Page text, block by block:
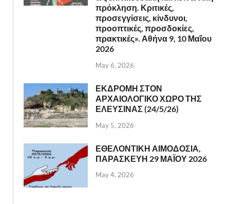
πρόκληση. Κριτικές,
προσεγγίσεις, κίνδυνοι,
προοπτικές, προσδοκίες,
πρακτικές». Αθήνα 9, 10 Μαΐου
2026
May 6, 2026
ΕΚΔΡΟΜΗ ΣΤΟΝ
ΑΡΧΑΙΟΛΟΓΙΚΟ ΧΩΡΟ ΤΗΣ
ΕΛΕΥΣΙΝΑΣ (24/5/26)
May 5, 2026
ΕΘΕΛΟΝΤΙΚΗ ΑΙΜΟΔΟΣΙΑ,
ΠΑΡΑΣΚΕΥΗ 29 ΜΑΪΟΥ 2026
May 4, 2026